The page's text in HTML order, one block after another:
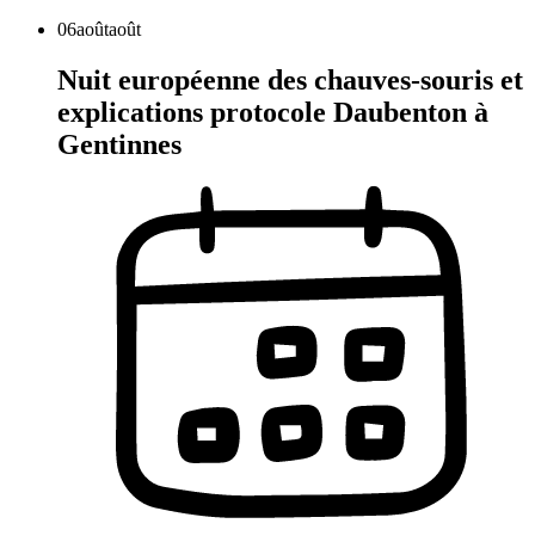
06aoûtaoût
Nuit européenne des chauves-souris et
explications protocole Daubenton à
Gentinnes